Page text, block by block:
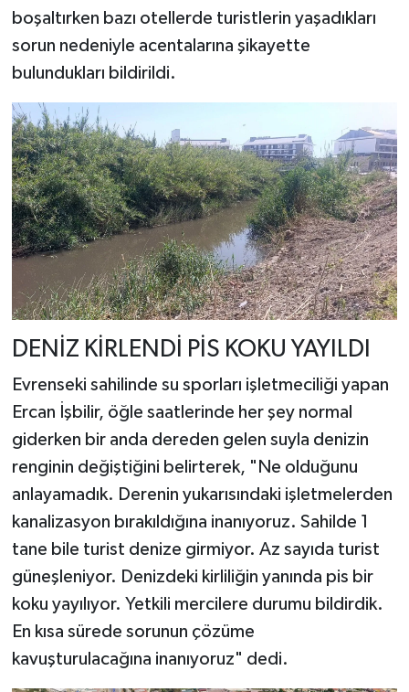
boşaltırken bazı otellerde turistlerin yaşadıkları
sorun nedeniyle acentalarına şikayette
bulundukları bildirildi.
DENİZ KİRLENDİ PİS KOKU YAYILDI
Evrenseki sahilinde su sporları işletmeciliği yapan
Ercan İşbilir, öğle saatlerinde her şey normal
giderken bir anda dereden gelen suyla denizin
renginin değiştiğini belirterek, "Ne olduğunu
anlayamadık. Derenin yukarısındaki işletmelerden
kanalizasyon bırakıldığına inanıyoruz. Sahilde 1
tane bile turist denize girmiyor. Az sayıda turist
güneşleniyor. Denizdeki kirliliğin yanında pis bir
koku yayılıyor. Yetkili mercilere durumu bildirdik.
En kısa sürede sorunun çözüme
kavuşturulacağına inanıyoruz" dedi.